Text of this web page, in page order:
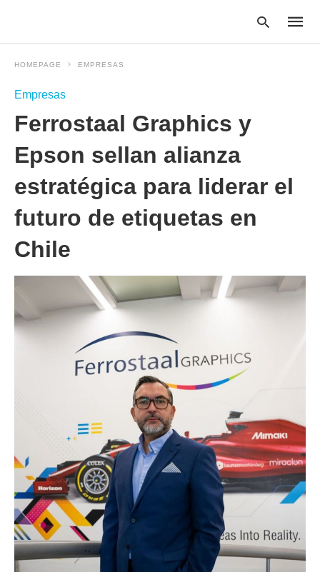
enter:
HOMEPAGE EMPRESAS
Empresas
Ferrostaal Graphics y
Epson sellan alianza
estratégica para liderar el
futuro de etiquetas en
Chile